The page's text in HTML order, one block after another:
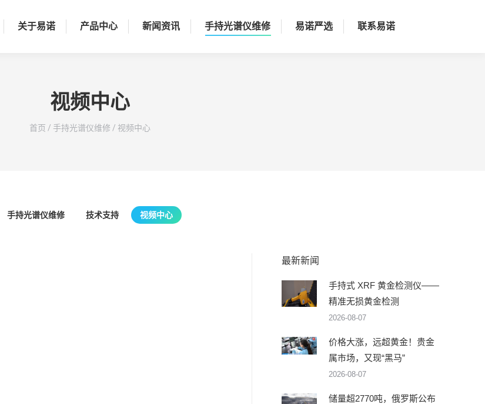
关于易诺 产品中心 新闻资讯 手持光谱仪维修 易诺严选 联系易诺
视频中心
您在这里：
首页 / 手持光谱仪维修 / 视频中心
手持光谱仪维修 技术支持 视频中心
最新新闻
手持式 XRF 黄金检测仪——
精准无损黄金检测
2026-08-07
价格大涨，远超黄金！贵金
属市场，又现“黑马”
2026-08-07
储量超2770吨，俄罗斯公布